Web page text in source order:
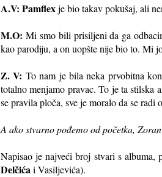
A.V: Pamflexje bio takav pokušaj, ali
M.O: Mi smo bili prisiljeni da ga
kao parodiju, a on uopšte nije bio to. Mi
Z. V: To nam je bila neka prvobitna
totalno menjamo pravac. To je ta stilska
se pravila ploča, sve je moralo da se radi
A ako stvarno pođemo od početka,
Napisao je najveći broj stvari s albuma,
Delčića i Vasiljevića).